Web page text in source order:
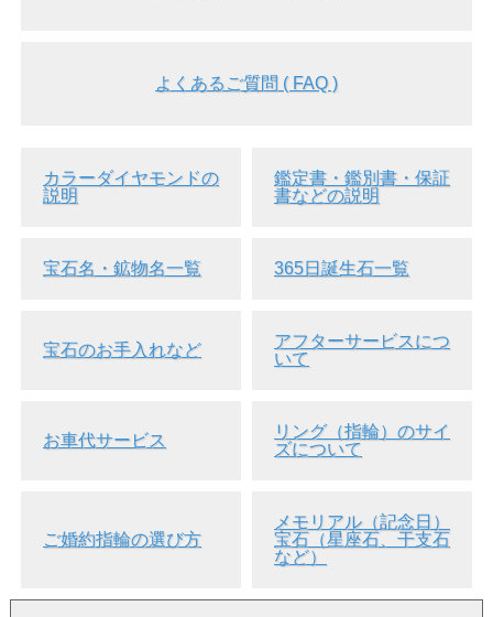
よくあるご質問 ( FAQ )
カラーダイヤモンドの
説明
鑑定書・鑑別書・保証
書などの説明
宝石名・鉱物名一覧 365日誕生石一覧
宝石のお手入れなど
アフターサービスにつ
いて
お車代サービス
リング（指輪）のサイ
ズについて
ご婚約指輪の選び方
メモリアル（記念日）
宝石（星座石、干支石
など）